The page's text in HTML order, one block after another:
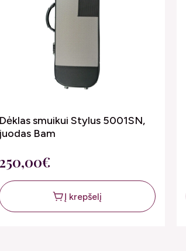
Dėklas smuikui Stylus 5001SN,
juodas Bam
250,00€
Į krepšelį